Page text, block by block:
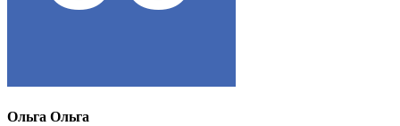
Ольга Ольга